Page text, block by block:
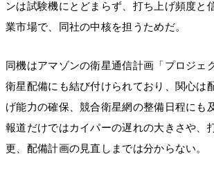
ンは試験機にとどまらず、打ち上げ頻度と
業市場で、同社の中核を担うためだ。
同機はアマゾンの衛星通信計画「プロジェ
衛星配備にも結び付けられており、関心は
げ能力の確保、競合衛星網の整備日程にも
報道だけではカイパーの遅れの大きさや、
更、配備計画の見直しまでは分からない。